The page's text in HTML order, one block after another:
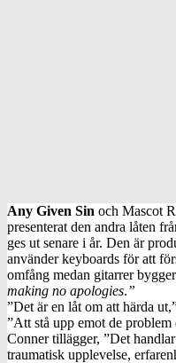
Any Given Sin och Mascot
presenterat den andra låten
ges ut senare i år. Den är
använder keyboards för att
omfång medan gitarrer
making no apologies.”
”Det är en låt om att härda
”Att stå upp emot de
Conner tillägger, ”Det
traumatisk upplevelse,